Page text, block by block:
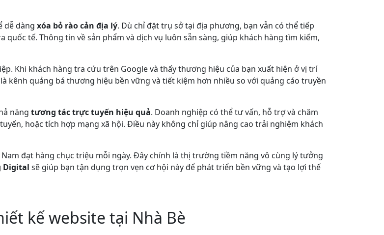
dễ dàng xóa bỏ rào cản địa lý. Dù chỉ đặt trụ sở tại địa phương, bạn vẫn có thể tiếp
tế. Thông tin về sản phẩm và dịch vụ luôn sẵn sàng, giúp khách hàng tìm kiếm,
Khi khách hàng tra cứu trên Google và thấy thương hiệu của bạn xuất hiện ở vị trí
kênh quảng bá thương hiệu bền vững và tiết kiệm hơn nhiều so với quảng cáo truyền
năng tương tác trực tuyến hiệu quả. Doanh nghiệp có thể tư vấn, hỗ trợ và chăm
hoặc tích hợp mạng xã hội. Điều này không chỉ giúp nâng cao trải nghiệm khách
đạt hàng chục triệu mỗi ngày. Đây chính là thị trường tiềm năng vô cùng lý tưởng
Digital sẽ giúp bạn tận dụng trọn vẹn cơ hội này để phát triển bền vững và tạo lợi thế
kế website tại Nhà Bè